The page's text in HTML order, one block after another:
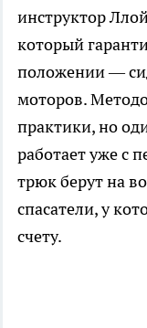
инструктор
который
положении —
моторов.
практики, но
работает уже с
трюк берут на
спасатели, у
счету.